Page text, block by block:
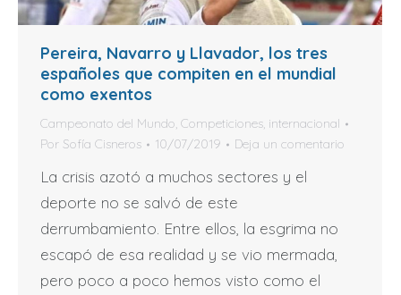
Pereira, Navarro y Llavador, los tres
españoles que compiten en el mundial
como exentos
Campeonato del Mundo, Competiciones, internacional
Por Sofía Cisneros 10/07/2019 Deja un comentario
La crisis azotó a muchos sectores y el
deporte no se salvó de este
derrumbamiento. Entre ellos, la esgrima no
escapó de esa realidad y se vio mermada,
pero poco a poco hemos visto como el